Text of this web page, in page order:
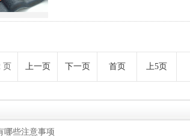
页 上一页 下一页 首页 上5页
哪些注意事项